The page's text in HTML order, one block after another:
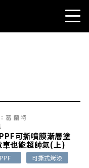
葛 蘭特
可撕噴膜漸層塗
也能超帥氣(上)
可撕式烤漆